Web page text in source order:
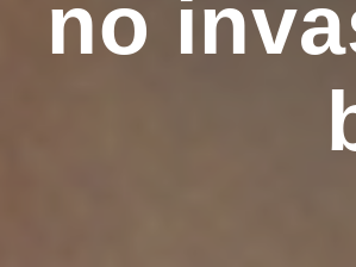
no